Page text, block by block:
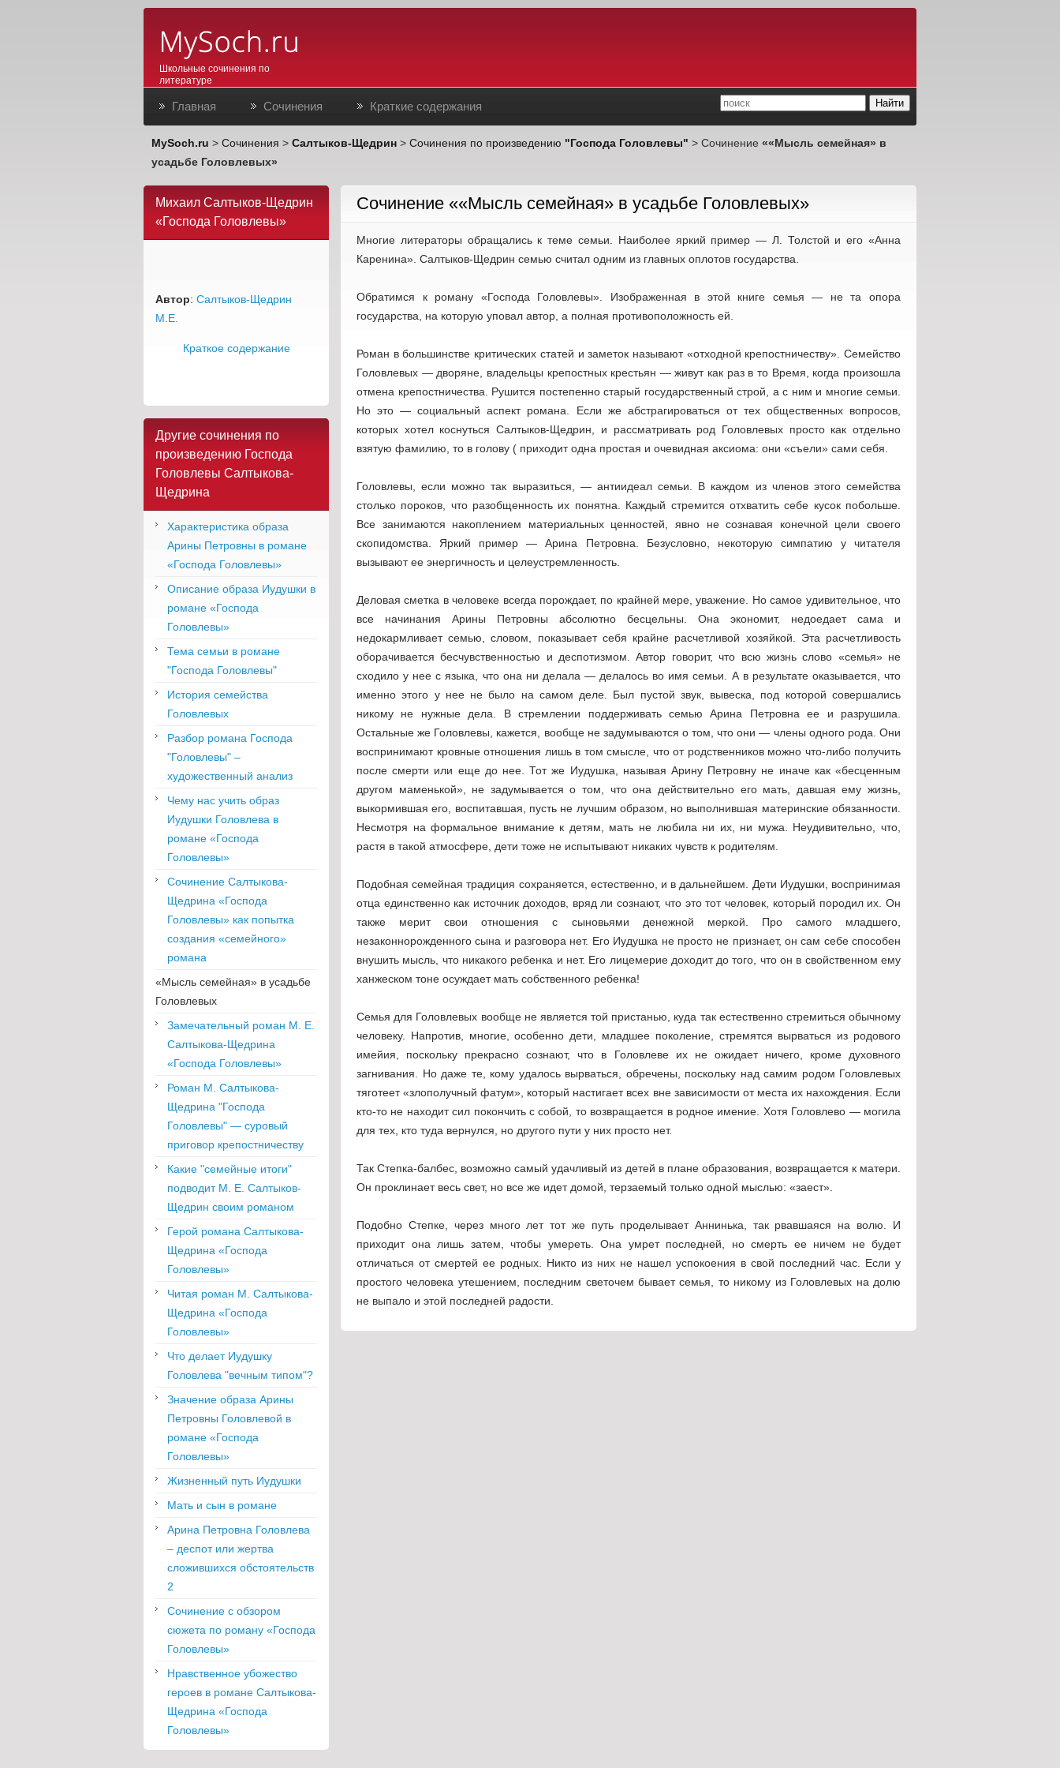
Школьные сочинения по
литературе
Главная Сочинения Краткие содержания
MySoch.ru > Сочинения > Салтыков-Щедрин > Сочинения по произведению "Господа Головлевы" > Сочинение ««Мысль семейная» в
усадьбе Головлевых»
Михаил Салтыков-Щедрин
«Господа Головлевы»
Автор: Салтыков-Щедрин
М.Е.
Краткое содержание
Другие сочинения по
произведению Господа
Головлевы Салтыкова-
Щедрина
Характеристика образа
Арины Петровны в романе
«Господа Головлевы»
Описание образа Иудушки в
романе «Господа
Головлевы»
Тема семьи в романе
"Господа Головлевы"
История семейства
Головлевых
Разбор романа Господа
"Головлевы" –
художественный анализ
Чему нас учить образ
Иудушки Головлева в
романе «Господа
Головлевы»
Сочинение Салтыкова-
Щедрина «Господа
Головлевы» как попытка
создания «семейного»
романа
«Мысль семейная» в усадьбе
Головлевых
Замечательный роман М. Е.
Салтыкова-Щедрина
«Господа Головлевы»
Роман М. Салтыкова-
Щедрина "Господа
Головлевы" — суровый
приговор крепостничеству
Какие "семейные итоги"
подводит М. Е. Салтыков-
Щедрин своим романом
Герой романа Салтыкова-
Щедрина «Господа
Головлевы»
Читая роман М. Салтыкова-
Щедрина «Господа
Головлевы»
Что делает Иудушку
Головлева "вечным типом"?
Значение образа Арины
Петровны Головлевой в
романе «Господа
Головлевы»
Жизненный путь Иудушки
Мать и сын в романе
Арина Петровна Головлева
– деспот или жертва
сложившихся обстоятельств
2
Сочинение с обзором
сюжета по роману «Господа
Головлевы»
Нравственное убожество
героев в романе Салтыкова-
Щедрина «Господа
Головлевы»
Cочинение ««Мысль семейная» в усадьбе Головлевых»
Многие литераторы обращались к теме семьи. Наиболее яркий пример — Л. Толстой и его «Анна
Каренина». Салтыков-Щедрин семью считал одним из главных оплотов государства.
Обратимся к роману «Господа Головлевы». Изображенная в этой книге семья — не та опора
государства, на которую уповал автор, а полная противоположность ей.
Роман в большинстве критических статей и заметок называют «отходной крепостничеству». Семейство
Головлевых — дворяне, владельцы крепостных крестьян — живут как раз в то Время, когда произошла
отмена крепостничества. Рушится постепенно старый государственный строй, а с ним и многие семьи.
Но это — социальный аспект романа. Если же абстрагироваться от тех общественных вопросов,
которых хотел коснуться Салтыков-Щедрин, и рассматривать род Головлевых просто как отдельно
взятую фамилию, то в голову ( приходит одна простая и очевидная аксиома: они «съели» сами себя.
Головлевы, если можно так выразиться, — антиидеал семьи. В каждом из членов этого семейства
столько пороков, что разобщенность их понятна. Каждый стремится отхватить себе кусок побольше.
Все занимаются накоплением материальных ценностей, явно не сознавая конечной цели своего
скопидомства. Яркий пример — Арина Петровна. Безусловно, некоторую симпатию у читателя
вызывают ее энергичность и целеустремленность.
Деловая сметка в человеке всегда порождает, по крайней мере, уважение. Но самое удивительное, что
все начинания Арины Петровны абсолютно бесцельны. Она экономит, недоедает сама и
недокармливает семью, словом, показывает себя крайне расчетливой хозяйкой. Эта расчетливость
оборачивается бесчувственностью и деспотизмом. Автор говорит, что всю жизнь слово «семья» не
сходило у нее с языка, что она ни делала — делалось во имя семьи. А в результате оказывается, что
именно этого у нее не было на самом деле. Был пустой звук, вывеска, под которой совершались
никому не нужные дела. В стремлении поддерживать семью Арина Петровна ее и разрушила.
Остальные же Головлевы, кажется, вообще не задумываются о том, что они — члены одного рода. Они
воспринимают кровные отношения лишь в том смысле, что от родственников можно что-либо получить
после смерти или еще до нее. Тот же Иудушка, называя Арину Петровну не иначе как «бесценным
другом маменькой», не задумывается о том, что она действительно его мать, давшая ему жизнь,
выкормившая его, воспитавшая, пусть не лучшим образом, но выполнившая материнские обязанности.
Несмотря на формальное внимание к детям, мать не любила ни их, ни мужа. Неудивительно, что,
растя в такой атмосфере, дети тоже не испытывают никаких чувств к родителям.
Подобная семейная традиция сохраняется, естественно, и в дальнейшем. Дети Иудушки, воспринимая
отца единственно как источник доходов, вряд ли сознают, что это тот человек, который породил их. Он
также мерит свои отношения с сыновьями денежной меркой. Про самого младшего,
незаконнорожденного сына и разговора нет. Его Иудушка не просто не признает, он сам себе способен
внушить мысль, что никакого ребенка и нет. Его лицемерие доходит до того, что он в свойственном ему
ханжеском тоне осуждает мать собственного ребенка!
Семья для Головлевых вообще не является той пристанью, куда так естественно стремиться обычному
человеку. Напротив, многие, особенно дети, младшее поколение, стремятся вырваться из родового
имейия, поскольку прекрасно сознают, что в Головлеве их не ожидает ничего, кроме духовного
загнивания. Но даже те, кому удалось вырваться, обречены, поскольку над самим родом Головлевых
тяготеет «злополучный фатум», который настигает всех вне зависимости от места их нахождения. Если
кто-то не находит сил покончить с собой, то возвращается в родное имение. Хотя Головлево — могила
для тех, кто туда вернулся, но другого пути у них просто нет.
Так Степка-балбес, возможно самый удачливый из детей в плане образования, возвращается к матери.
Он проклинает весь свет, но все же идет домой, терзаемый только одной мыслью: «заест».
Подобно Степке, через много лет тот же путь проделывает Аннинька, так рвавшаяся на волю. И
приходит она лишь затем, чтобы умереть. Она умрет последней, но смерть ее ничем не будет
отличаться от смертей ее родных. Никто из них не нашел успокоения в свой последний час. Если у
простого человека утешением, последним светочем бывает семья, то никому из Головлевых на долю
не выпало и этой последней радости.